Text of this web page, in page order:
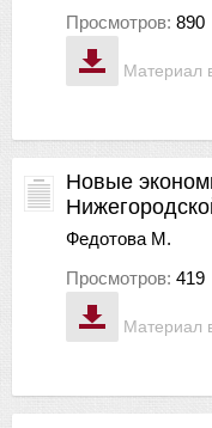
Материал
Просмотров: 890
Материал
Новые
Федотова М.
Просмотров: 419